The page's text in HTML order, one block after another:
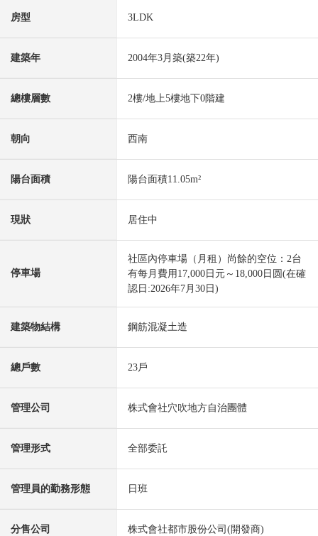
房型 3LDK
建築年 2004年3月築(築22年)
總樓層數 2樓/地上5樓地下0階建
朝向 西南
陽台面積 陽台面積11.05m²
現狀 居住中
停車場
社區內停車場（月租）尚餘的空位：2台
有每月費用17,000日元～18,000日圆(在確
認日:2026年7月30日)
建築物結構 鋼筋混凝土造
總戶數 23戶
管理公司 株式會社穴吹地方自治團體
管理形式 全部委託
管理員的勤務形態 日班
分售公司 株式會社都市股份公司(開發商)